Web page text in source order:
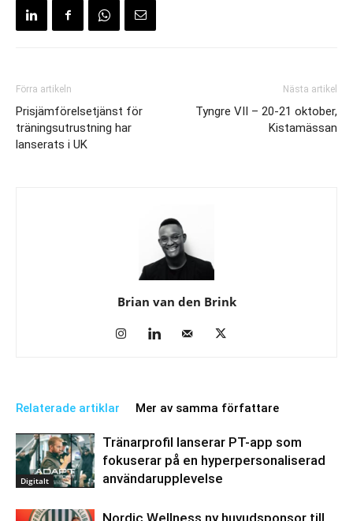
Förra artikeln
Prisjämförelsetjänst för
träningsutrustning har
lanserats i UK
Nästa artikel
Tyngre VII – 20-21 oktober,
Kistamässan
Brian van den Brink
Relaterade artiklar Mer av samma författare
Digitalt
Tränarprofil lanserar PT-app som
fokuserar på en hyperpersonaliserad
användarupplevelse